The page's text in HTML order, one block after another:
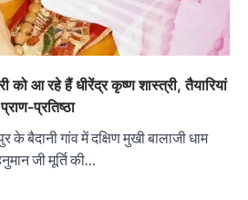
आ रहे हैं धीरेंद्र कृष्ण शास्त्री, तैयारियां
प्रतिष्ठा
बैदानी गांव में दक्षिण मुखी बालाजी धाम
जी मूर्ति की…